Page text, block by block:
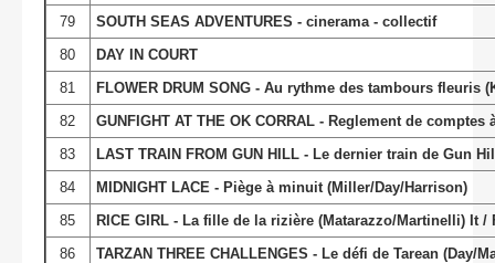
79
SOUTH SEAS ADVENTURES - cinerama - collectif
80
DAY IN COURT
81
FLOWER DRUM SONG - Au rythme des tambours fleuris
82
GUNFIGHT AT THE OK CORRAL - Reglement de
83
LAST TRAIN FROM GUN HILL - Le dernier train de Gun
84
MIDNIGHT LACE - Piège à minuit (Miller/Day/Harrison)
85
RICE GIRL - La fille de la rizière (Matarazzo/Martinelli) It /
86
TARZAN THREE CHALLENGES - Le défi de Tarean (Day/